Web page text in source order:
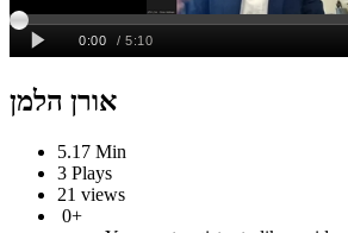
אורן הלמן
5.17 Min
3 Plays
21 views
0+